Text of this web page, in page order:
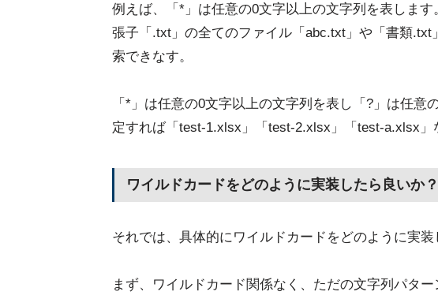
例えば、「*」は任意の0文字以上の文字列を表しま
張子「.txt」の全てのファイル「abc.txt」や「書類.txt
索できなす。
「*」は任意の0文字以上の文字列を表し「?」は任
定すれば「test-1.xlsx」「test-2.xlsx」「test-a.xlsx」
ワイルドカードをどのように実装したら良いか？
それでは、具体的にワイルドカードをどのように実装
まず、ワイルドカード関係なく、ただの文字列パタ